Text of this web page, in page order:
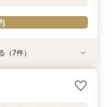
ゲストに感謝を伝える
ェア】特選牛シャトー
試食＆クリスタルチャ
家族婚もOK】結婚準備
見積比較！会場＆料理
大35万優待など最大150
】豪華試食×チャペル
相談｜来館7万ギフト
ビ限定★最大150万円特
4万円分フレンチ試食
BIG◎アマギフ1万円進呈
150万特典】4万円相当
（7件）